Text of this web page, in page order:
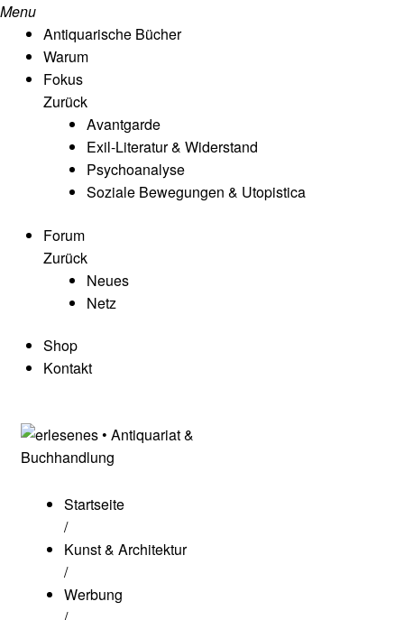
Menu
Antiquarische Bücher
Warum
Fokus
Zurück
Avantgarde
Exil-Literatur & Widerstand
Psychoanalyse
Soziale Bewegungen & Utopistica
Forum
Zurück
Neues
Netz
Shop
Kontakt
Startseite
/
Kunst & Architektur
/
Werbung